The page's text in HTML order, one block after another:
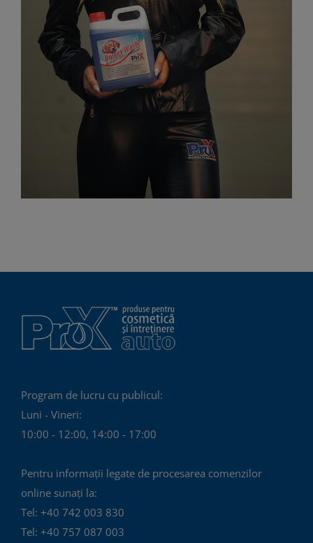
Program de lucru cu publicul:
Luni - Vineri:
10:00 - 12:00, 14:00 - 17:00
Pentru informații legate de procesarea comenzilor
online sunați la:
Tel: +40 742 003 830
Tel: +40 757 087 003